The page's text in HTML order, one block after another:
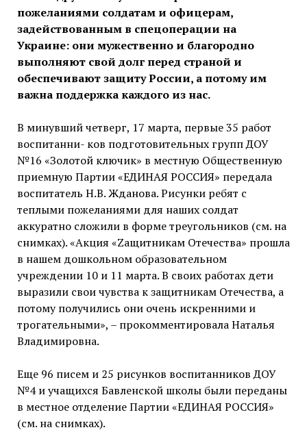
пожеланиями солдатам и офицерам,
задействованным в спецоперации на
Украине: они мужественно и благородно
выполняют свой долг перед страной и
обеспечивают защиту России, а потому им
важна поддержка каждого из нас.
В минувший четверг, 17 марта, первые 35 работ
воспитанни- ков подготовительных групп ДОУ
№16 «Золотой ключик» в местную Общественную
приемную Партии «ЕДИНАЯ РОССИЯ» передала
воспитатель Н.В. Жданова. Рисунки ребят с
теплыми пожеланиями для наших солдат
аккуратно сложили в форме треугольников (см. на
снимках). «Акция «Zащитникам Отечества» прошла
в нашем дошкольном образовательном
учреждении 10 и 11 марта. В своих работах дети
выразили свои чувства к защитникам Отечества, а
потому получились они очень искренними и
трогательными», – прокомментировала Наталья
Владимировна.
Еще 96 писем и 25 рисунков воспитанников ДОУ
№4 и учащихся Бавленской школы были переданы
в местное отделение Партии «ЕДИНАЯ РОССИЯ»
(см. на снимках).